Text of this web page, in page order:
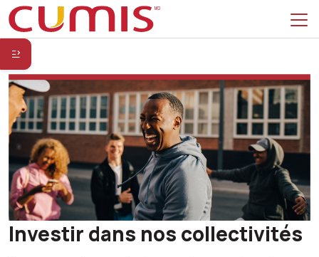
Passer à la recherche
Passer au menu principal
Passer au menu secondaire
Passer au contenu principal
Passer au pied de page
Investir dans nos collectivités